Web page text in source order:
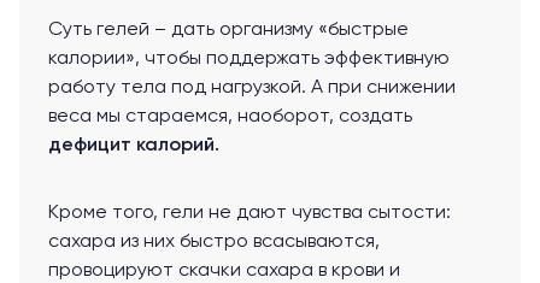
Суть гелей – дать организму «быстрые
калории», чтобы поддержать эффективную
работу тела под нагрузкой. А при снижении
веса мы стараемся, наоборот, создать
дефицит калорий.
Кроме того, гели не дают чувства сытости:
сахара из них быстро всасываются,
провоцируют скачки сахара в крови и